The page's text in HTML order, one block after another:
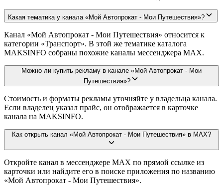
Какая тематика у канала «Мой Автопрокат - Мои Путешествия»?
Канал «Мой Автопрокат - Мои Путешествия» относится к
категории «Транспорт». В этой же тематике каталога
MAKSINFO собраны похожие каналы мессенджера MAX.
Можно ли купить рекламу в канале «Мой Автопрокат - Мои
Путешествия»?
Стоимость и форматы рекламы уточняйте у владельца канала.
Если владелец указал прайс, он отображается в карточке
канала на MAKSINFO.
Как открыть канал «Мой Автопрокат - Мои Путешествия» в MAX?
Откройте канал в мессенджере MAX по прямой ссылке из
карточки или найдите его в поиске приложения по названию
«Мой Автопрокат - Мои Путешествия».